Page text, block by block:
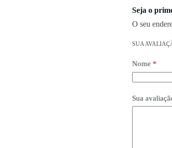
Seja o
O seu
SUA
Nome *
Sua